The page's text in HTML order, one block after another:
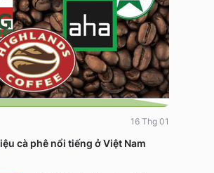
cà phê nổi tiếng ở Việt Nam
16 Thg 01